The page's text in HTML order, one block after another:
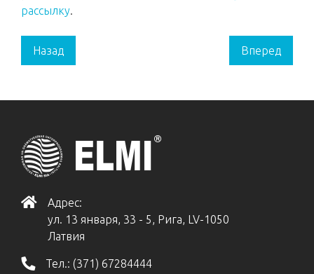
рассылку.
Назад Вперед
Адрес:
ул. 13 января, 33 - 5, Рига, LV-1050
Латвия
Тел.: (371) 67284444